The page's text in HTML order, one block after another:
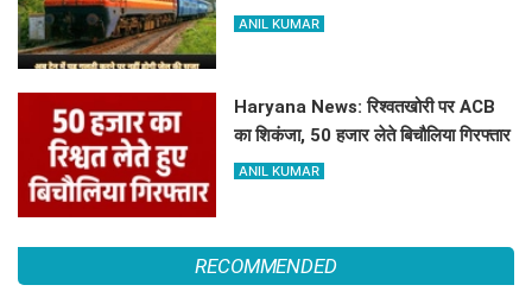
होगी कोई सजा
ANIL KUMAR
Haryana News: रिश्वतखोरी पर ACB
का शिकंजा, 50 हजार लेते बिचौलिया गिरफ्तार
ANIL KUMAR
RECOMMENDED